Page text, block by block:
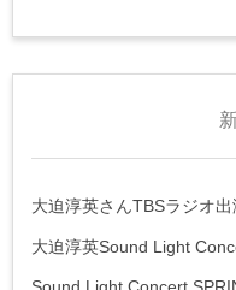
大迫淳英さんTBSラジオ出
大迫淳英Sound Light